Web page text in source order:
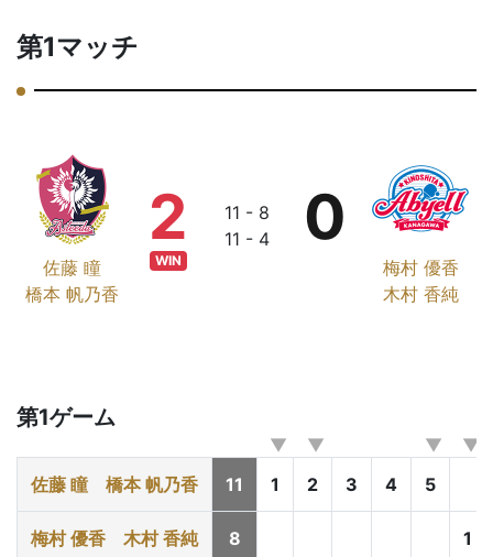
第1マッチ
佐藤 瞳
橋本 帆乃香
2
WIN
11 - 8
11 - 4
梅村 優香
木村 香純
0
第1ゲーム
佐藤 瞳 橋本 帆乃香 11 1 2 3 4 5
梅村 優香 木村 香純 8 1